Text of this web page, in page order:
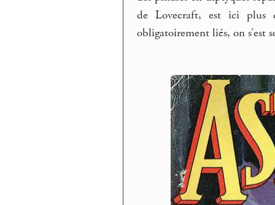
de Lovecraft, est ici plus
obligatoirement liés, on s’est